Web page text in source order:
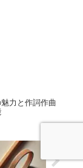
力と作詞作曲